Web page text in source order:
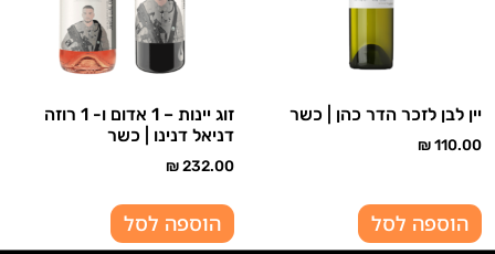
יין לבן לזכר הדר כהן | כשר
₪110.00
הוספה לסל
זוג יינות – 1 אדום ו- 1 רוזה
דניאל דנינו | כשר
₪232.00
הוספה לסל